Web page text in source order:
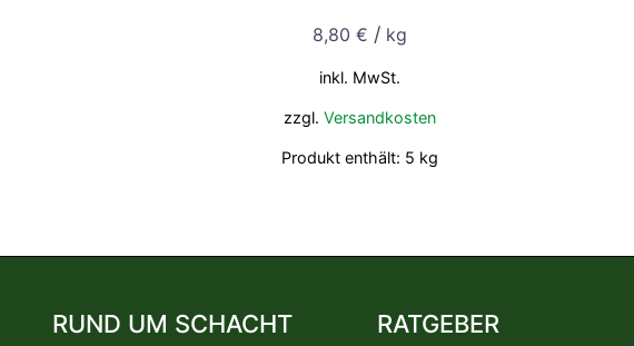
8,80€ / kg
inkl. MwSt.
zzgl.Versandkosten
Produkt enthält: 5 kg
RUND UM SCHACHT RATGEBER